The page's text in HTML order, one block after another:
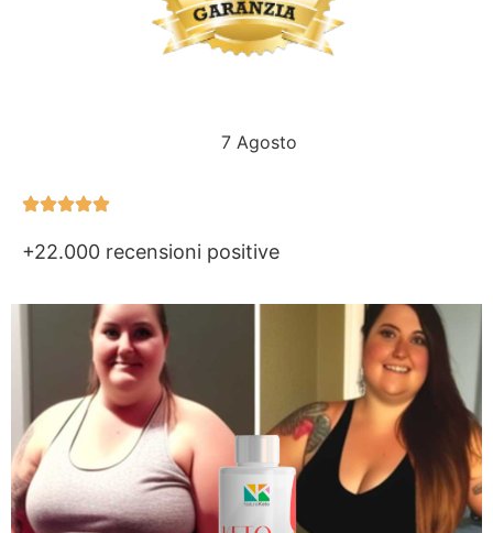
7 Agosto
+22.000 recensioni positive